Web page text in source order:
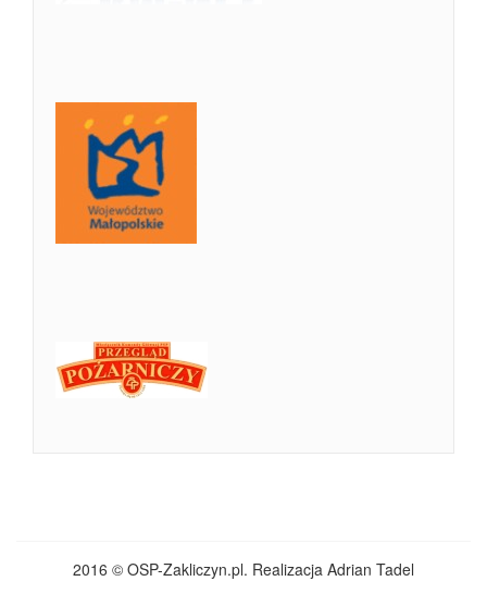
2016 © OSP-Zakliczyn.pl. Realizacja Adrian Tadel